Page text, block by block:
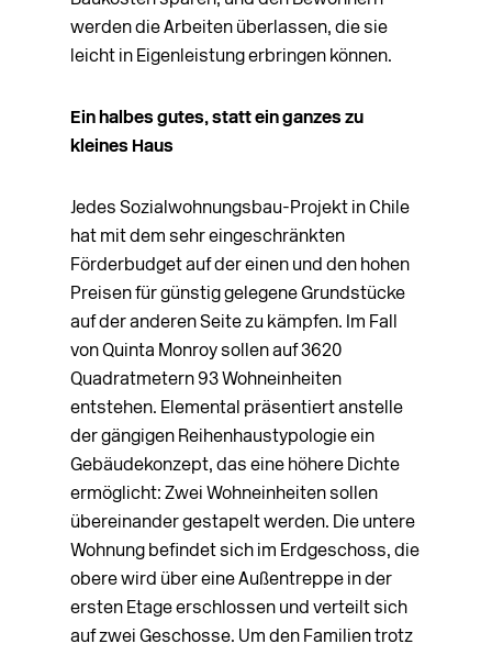
werden die Arbeiten überlassen, die sie
leicht in Eigenleistung erbringen können.
Ein halbes gutes, statt ein ganzes zu
kleines Haus
Jedes Sozialwohnungsbau-Projekt in Chile
hat mit dem sehr eingeschränkten
Förderbudget auf der einen und den hohen
Preisen für günstig gelegene Grundstücke
auf der anderen Seite zu kämpfen. Im Fall
von Quinta Monroy sollen auf 3620
Quadratmetern 93 Wohneinheiten
entstehen. Elemental präsentiert anstelle
der gängigen Reihenhaustypologie ein
Gebäudekonzept, das eine höhere Dichte
ermöglicht: Zwei Wohneinheiten sollen
übereinander gestapelt werden. Die untere
Wohnung befindet sich im Erdgeschoss, die
obere wird über eine Außentreppe in der
ersten Etage erschlossen und verteilt sich
auf zwei Geschosse. Um den Familien trotz